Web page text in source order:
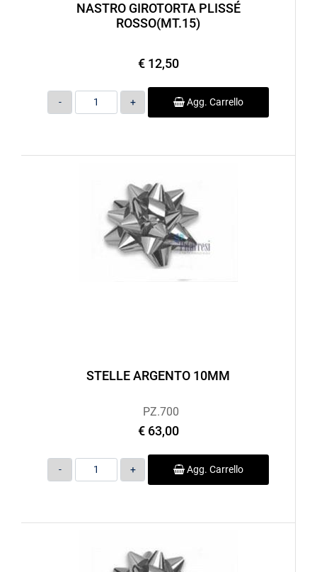
NASTRO GIROTORTA PLISSÉ
ROSSO(MT.15)
€ 12,50
Quantità
Agg. Carrello
STELLE ARGENTO 10MM
PZ.700
€ 63,00
Quantità
Agg. Carrello